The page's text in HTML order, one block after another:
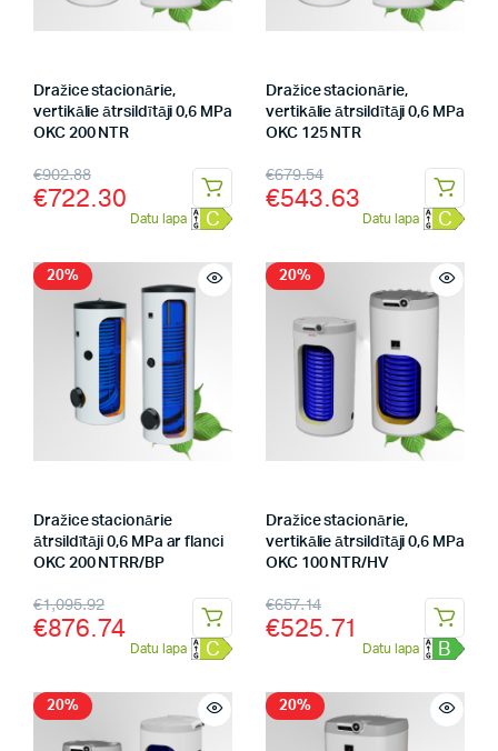
Dražice stacionārie,
vertikālie ātrsildītāji 0,6 MPa
OKC 200 NTR
€902.88
€722.30
Datu lapa C
Dražice stacionārie,
vertikālie ātrsildītāji 0,6 MPa
OKC 125 NTR
€679.54
€543.63
Datu lapa C
20%
Dražice stacionārie
ātrsildītāji 0,6 MPa ar flanci
OKC 200 NTRR/BP
€1,095.92
€876.74
Datu lapa C
20%
Dražice stacionārie,
vertikālie ātrsildītāji 0,6 MPa
OKC 100 NTR/HV
€657.14
€525.71
Datu lapa B
20% 20%